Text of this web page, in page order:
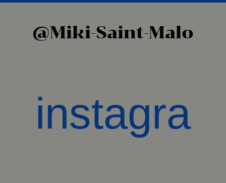
@Miki-Saint-Malo
instagra